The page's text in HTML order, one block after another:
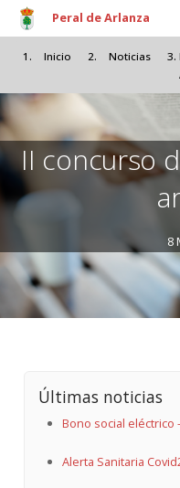
Pasar al
Peral de Arlanza
Inicio Noticias
II concurso
8
Últimas noticias
Bono social eléctrico
Alerta Sanitaria